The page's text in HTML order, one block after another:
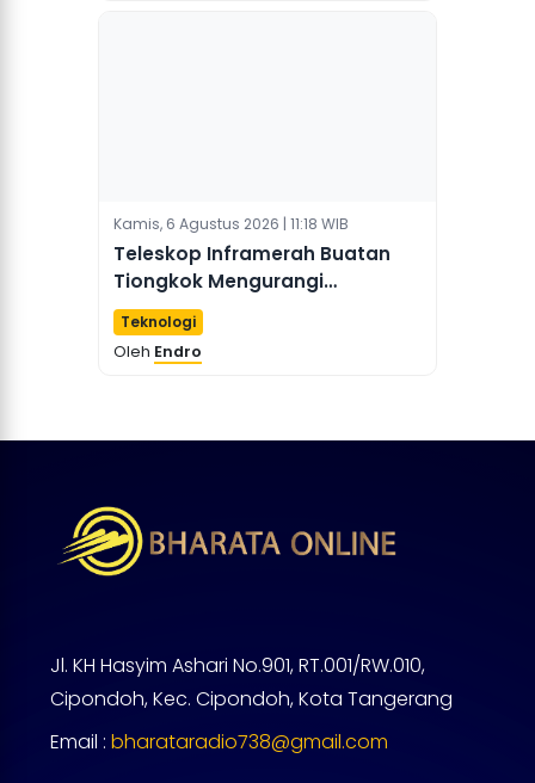
Kamis, 6 Agustus 2026 | 11:18 WIB
Teleskop Inframerah Buatan
Tiongkok Mengurangi
Ketergantungan Pada Pihak
Asing
Teknologi
Oleh Endro
Jl. KH Hasyim Ashari No.901, RT.001/RW.010,
Cipondoh, Kec. Cipondoh, Kota Tangerang
Email : bharataradio738@gmail.com